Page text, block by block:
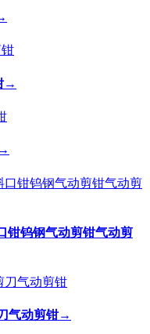
→
钳钨钢气动剪钳气动剪
气动剪钳→